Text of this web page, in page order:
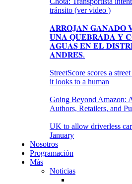
tránsito (ver video )
𝐀𝐑𝐑𝐎𝐉𝐀𝐍 𝐆𝐀𝐍𝐀𝐃𝐎
𝐔𝐍𝐀 𝐐𝐔𝐄𝐁𝐑𝐀𝐃𝐀 𝐘
𝐀𝐆𝐔𝐀𝐒 𝐄𝐍 𝐄𝐋
𝐀𝐍𝐃𝐑𝐄́𝐒.
StreetScore scores a
it looks to a human
Going Beyond Amazon:
Authors, Retailers, and
UK to allow driverless
January
Nosotros
Programación
Más
Noticias